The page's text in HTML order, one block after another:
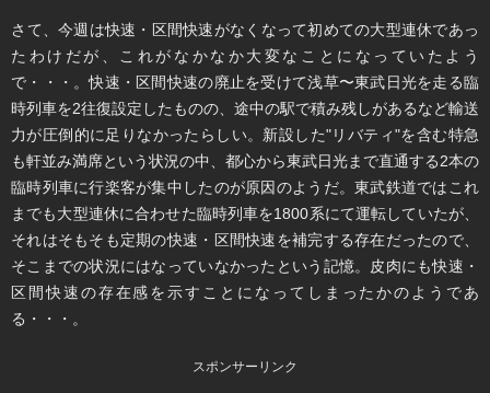
​さて、今週は快速・区間快速がなくなって初めての大型連休であっ
たわけだが、これがなかなか大変なことになっていたよう
で・・・。快速・区間快速の廃止を受けて浅草〜東武日光を走る臨
時列車を2往復設定したものの、途中の駅で積み残しがあるなど輸送
力が圧倒的に足りなかったらしい。新設した"リバティ"を含む特急
も軒並み満席という状況の中、都心から東武日光まで直通する2本の
臨時列車に行楽客が集中したのが原因のようだ。東武鉄道ではこれ
までも大型連休に合わせた臨時列車を1800系にて運転していたが、
それはそもそも定期の快速・区間快速を補完する存在だったので、
そこまでの状況にはなっていなかったという記憶。皮肉にも快速・
区間快速の存在感を示すことになってしまったかのようであ
る・・・。
スポンサーリンク